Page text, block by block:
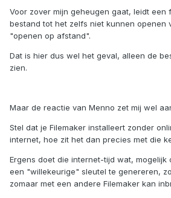
Voor zover mijn geheugen gaat, leidt een
bestand tot het zelfs niet kunnen openen
"openen op afstand".
Dat is hier dus wel het geval, alleen de
zien.
Maar de reactie van Menno zet mij wel
Stel dat je Filemaker installeert zonder
internet, hoe zit het dan precies met die
Ergens doet die internet-tijd wat, mogelijk
een "willekeurige" sleutel te genereren,
zomaar met een andere Filemaker kan